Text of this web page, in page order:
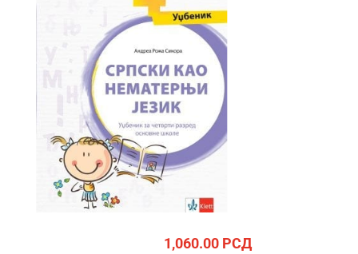
1,060.00 РСД